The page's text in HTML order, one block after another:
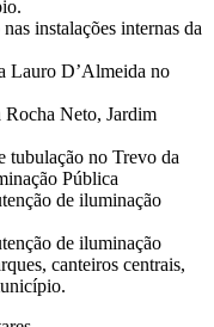
instalações internas da
Lauro D’Almeida no
Neto, Jardim
tubulação no Trevo da
Pública
de iluminação
de iluminação
canteiros centrais,